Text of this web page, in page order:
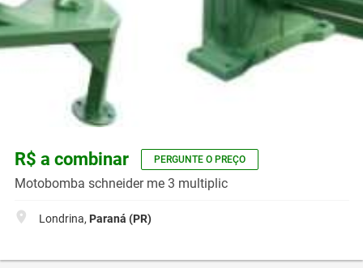
R$ a combinar PERGUNTE O PREÇO
Motobomba schneider me 3 multiplic
Londrina, Paraná (PR)